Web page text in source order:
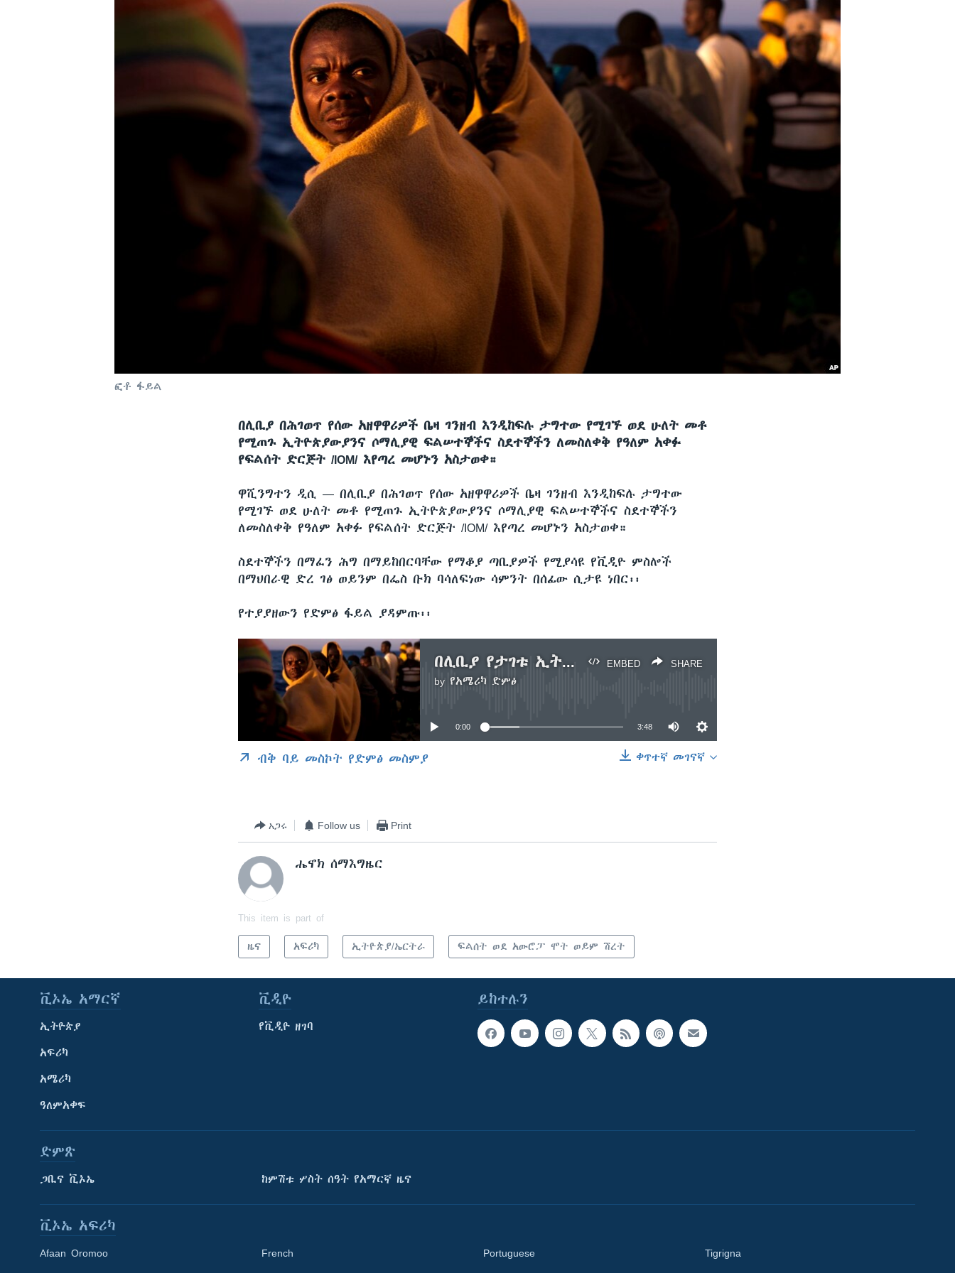
ፎቶ ፋይል
በሊቢያ በሕገወጥ የሰው አዘዋዋሪዎች ቤዛ ገንዘብ እንዲከፍሉ ታግተው የሚገኙ ወደ ሁለት መቶ
የሚጠጉ ኢትዮጵያውያንና ሶማሊያዊ ፍልሠተኞችና ስደተኞችን ለመስለቀቅ የዓለም አቀፉ
የፍልሰት ድርጅት /IOM/ እየጣረ መሆኑን አስታወቀ።
ዋሺንግተን ዲሲ —በሊቢያ በሕገወጥ የሰው አዘዋዋሪዎች ቤዛ ገንዘብ እንዲከፍሉ ታግተው
የሚገኙ ወደ ሁለት መቶ የሚጠጉ ኢትዮጵያውያንና ሶማሊያዊ ፍልሠተኞችና ስደተኞችን
ለመስለቀቅ የዓለም አቀፉ የፍልሰት ድርጅት /IOM/ እየጣረ መሆኑን አስታወቀ።
ስደተኞችን በማፈን ሕግ በማይከበርባቸው የማቆያ ጣቢያዎች የሚያሳዩ የቪዲዮ ምስሎች
በማህበራዊ ድረ ገፅ ወይንም በፌስ ቡክ ባሳለፍነው ሳምንት በሰፊው ሲታዩ ነበር፡፡
የተያያዘውን የድምፅ ፋይል ያዳምጡ፡፡
EMBED SHARE
በሊቢያ የታገቱ ኢትዮጵያውያንና ሶማሊያዊ ፍልሠተኞች ለማስለቀቅ አይኦኤም እየሠራ ነው
by የአሜሪካ ድምፅ
No media source currently available
0:00 3:48
ቀጥተኛ መገናኛ
ብቅ ባይ መስኮት የድምፅ መስምያ
አጋሩ Follow us Print
ሔኖክ ሰማእግዜር
This item is part of
ዜና አፍሪካ ኢትዮጵያ/ኤርትራ ፍልሰት ወደ አውሮፓ ሞት ወይም ሽረት
ይከተሉን
ቪኦኤ አማርኛ
ኢትዮጵያ
አፍሪካ
አሜሪካ
ዓለምአቀፍ
ቪዲዮ
የቪዲዮ ዘገባ
ድምጽ
ጋቢና ቪኦኤ ከምሽቱ ሦስት ሰዓት የአማርኛ ዜና
ቪኦኤ አፍሪካ
Afaan Oromoo French Portuguese Tigrigna